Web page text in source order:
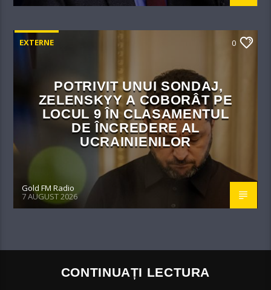
EXTERNE 0
POTRIVIT UNUI SONDAJ,
ZELENSKYY A COBORÂT PE
LOCUL 9 ÎN CLASAMENTUL
DE ÎNCREDERE AL
UCRAINIENILOR
Gold FM Radio
7 AUGUST 2026
CONTINUAȚI LECTURA